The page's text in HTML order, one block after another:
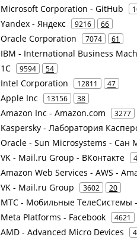
Microsoft Corporation - GitHub
Yandex - Яндекс 9216 66
Oracle Corporation 7074 61
IBM - International Business
1С 9594 54
Intel Corporation 12811 47
Apple Inc 13156 38
Amazon Inc - Amazon.com 3277
Kaspersky - Лаборатория
Oracle - Sun Microsystems -
VK - Mail.ru Group - ВКонтакте
Amazon Web Services - AWS -
VK - Mail.ru Group 3602 20
МТС - Мобильные ТелеСистемы
Meta Platforms - Facebook 4621
AMD - Advanced Micro Devices